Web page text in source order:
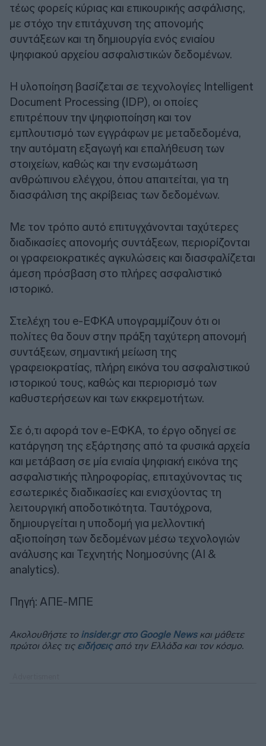
τέως φορείς κύριας και επικουρικής ασφάλισης,
με στόχο την επιτάχυνση της απονομής
συντάξεων και τη δημιουργία ενός ενιαίου
ψηφιακού αρχείου ασφαλιστικών δεδομένων.
Η υλοποίηση βασίζεται σε τεχνολογίες Intelligent
Document Processing (IDP), οι οποίες
επιτρέπουν την ψηφιοποίηση και τον
εμπλουτισμό των εγγράφων με μεταδεδομένα,
την αυτόματη εξαγωγή και επαλήθευση των
στοιχείων, καθώς και την ενσωμάτωση
ανθρώπινου ελέγχου, όπου απαιτείται, για τη
διασφάλιση της ακρίβειας των δεδομένων.
Με τον τρόπο αυτό επιτυγχάνονται ταχύτερες
διαδικασίες απονομής συντάξεων, περιορίζονται
οι γραφειοκρατικές αγκυλώσεις και διασφαλίζεται
άμεση πρόσβαση στο πλήρες ασφαλιστικό
ιστορικό.
Στελέχη του e-ΕΦΚΑ υπογραμμίζουν ότι οι
πολίτες θα δουν στην πράξη ταχύτερη απονομή
συντάξεων, σημαντική μείωση της
γραφειοκρατίας, πλήρη εικόνα του ασφαλιστικού
ιστορικού τους, καθώς και περιορισμό των
καθυστερήσεων και των εκκρεμοτήτων.
Σε ό,τι αφορά τον e-ΕΦΚΑ, το έργο οδηγεί σε
κατάργηση της εξάρτησης από τα φυσικά αρχεία
και μετάβαση σε μία ενιαία ψηφιακή εικόνα της
ασφαλιστικής πληροφορίας, επιταχύνοντας τις
εσωτερικές διαδικασίες και ενισχύοντας τη
λειτουργική αποδοτικότητα. Ταυτόχρονα,
δημιουργείται η υποδομή για μελλοντική
αξιοποίηση των δεδομένων μέσω τεχνολογιών
ανάλυσης και Τεχνητής Νοημοσύνης (AI &
analytics).
Πηγή: ΑΠΕ-ΜΠΕ
Ακολουθήστε το insider.gr στο Google Newsκαι μάθετε
πρώτοι όλες τις ειδήσειςαπό την Ελλάδα και τον κόσμο.